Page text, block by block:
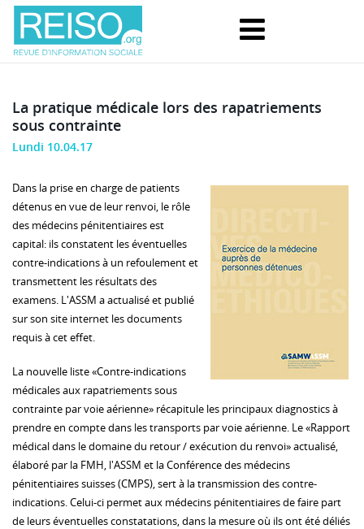
La pratique médicale lors des rapatriements
sous contrainte
Lundi 10.04.17
Dans la prise en charge de patients
détenus en vue de leur renvoi, le rôle
des médecins pénitentiaires est
capital: ils constatent les éventuelles
contre-indications à un refoulement et
transmettent les résultats des
examens. L'ASSM a actualisé et publié
sur son site internet les documents
requis à cet effet.
La nouvelle liste «Contre-indications
médicales aux rapatriements sous
contrainte par voie aérienne» récapitule les principaux diagnostics à
prendre en compte dans les transports par voie aérienne. Le «Rapport
médical dans le domaine du retour / exécution du renvoi» actualisé,
élaboré par la FMH, l'ASSM et la Conférence des médecins
pénitentiaires suisses (CMPS), sert à la transmission des contre-
indications. Celui-ci permet aux médecins pénitentiaires de faire part
de leurs éventuelles constatations, dans la mesure où ils ont été déliés